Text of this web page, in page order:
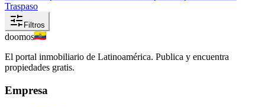
Traspaso
Filtros
doomos
El portal inmobiliario de Latinoamérica. Publica y encuentra
propiedades gratis.
Empresa